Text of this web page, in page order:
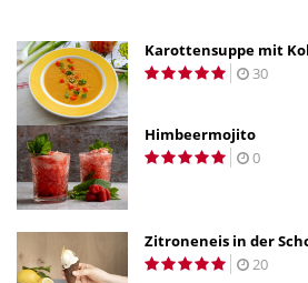
Karottensuppe mit
30
Himbeermojito
0
Zitroneneis in der
20